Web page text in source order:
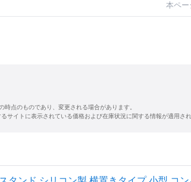
本ペー
点のものであり、変更される場合があります。
サイトに表示されている価格および在庫状況に関する情報が適用され